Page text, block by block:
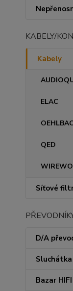
KABELY/
Kabely
ELAC
QED
Síťové
D/A
Sluchátka
Bazar HIFI